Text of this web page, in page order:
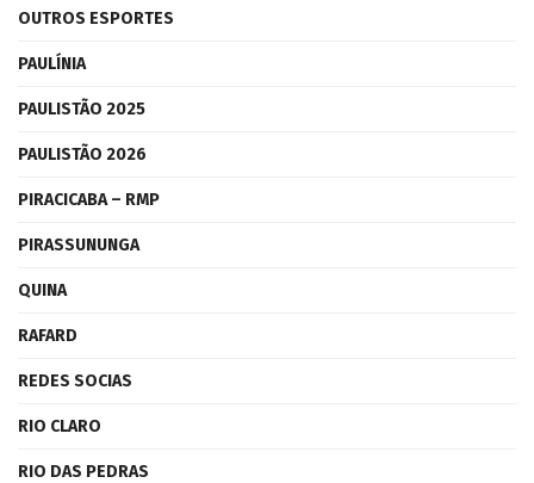
OUTROS ESPORTES
PAULÍNIA
PAULISTÃO 2025
PAULISTÃO 2026
PIRACICABA – RMP
PIRASSUNUNGA
QUINA
RAFARD
REDES SOCIAS
RIO CLARO
RIO DAS PEDRAS